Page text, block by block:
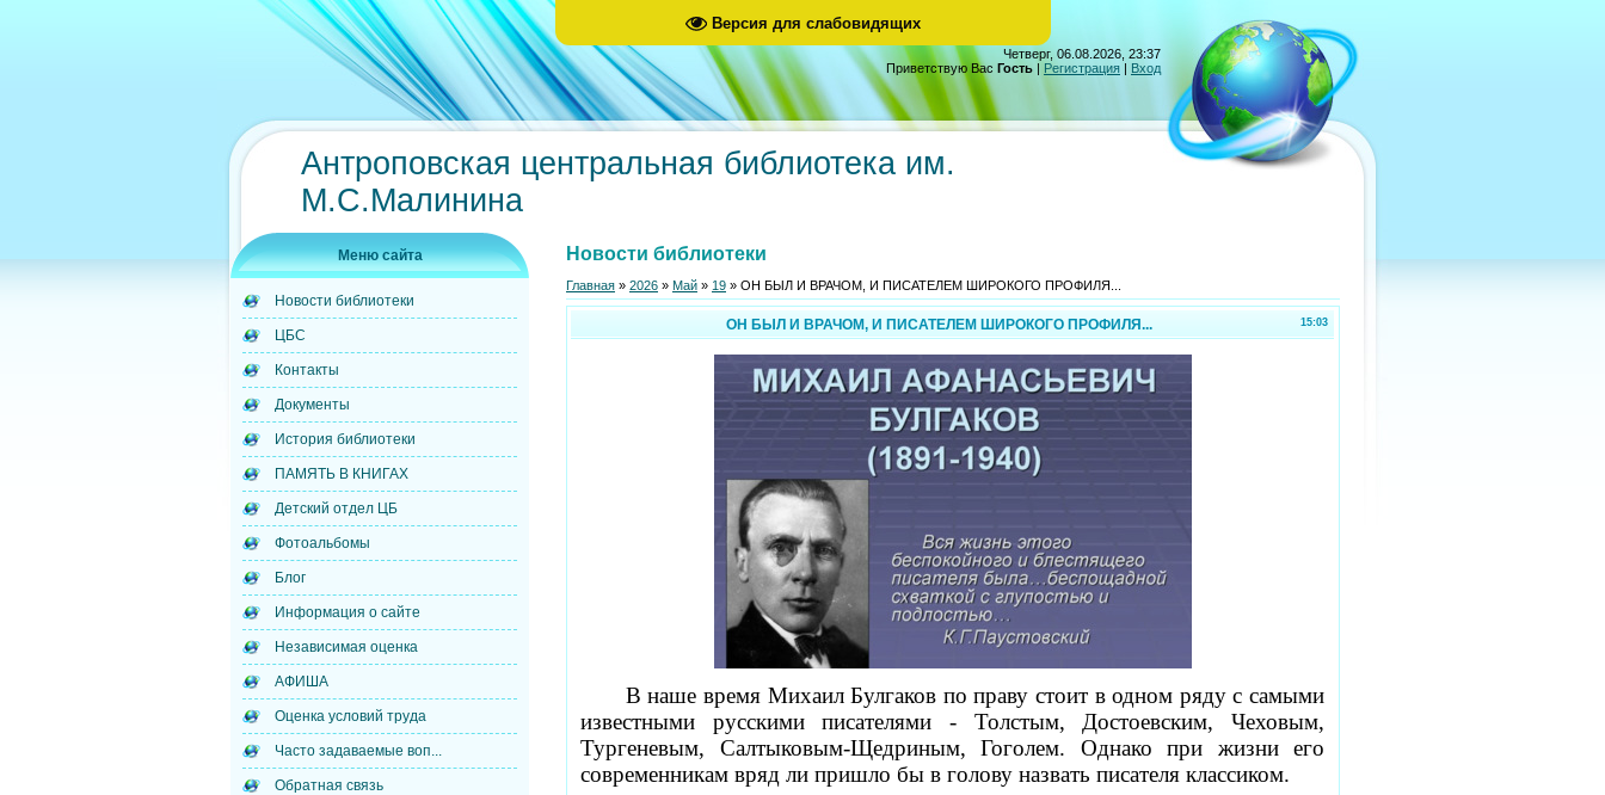
Версия для слабовидящих
Четверг, 06.08.2026, 23:37
Приветствую Вас Гость | Регистрация | Вход
Антроповская центральная библиотека им.
М.С.Малинина
Меню сайта
Новости библиотеки
ЦБС
Контакты
Документы
История библиотеки
ПАМЯТЬ В КНИГАХ
Детский отдел ЦБ
Фотоальбомы
Блог
Информация о сайте
Независимая оценка
АФИША
Оценка условий труда
Часто задаваемые воп...
Обратная связь
Новости библиотеки
Главная » 2026 » Май » 19 » ОН БЫЛ И ВРАЧОМ, И ПИСАТЕЛЕМ ШИРОКОГО ПРОФИЛЯ...
15:03
ОН БЫЛ И ВРАЧОМ, И ПИСАТЕЛЕМ ШИРОКОГО ПРОФИЛЯ...
В наше время Михаил Булгаков по праву стоит в одном ряду с самыми
известными русскими писателями - Толстым, Достоевским, Чеховым,
Тургеневым, Салтыковым-Щедриным, Гоголем. Однако при жизни его
современникам вряд ли пришло бы в голову назвать писателя классиком.